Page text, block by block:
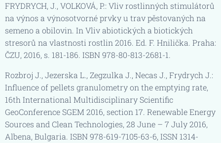
FRYDRYCH, J., VOLKOVÁ, P.: Vliv rostlinných stimulátorů
na výnos a výnosotvorné prvky u trav pěstovaných na
semeno a obilovin. In Vliv abiotických a biotických
stresorů na vlastnosti rostlin 2016. Ed. F. Hnilička. Praha:
ČZU, 2016, s. 181-186. ISBN 978-80-813-2681-1.
Rozbroj J., Jezerska L., Zegzulka J., Necas J., Frydrych J.:
Influence of pellets granulometry on the emptying rate,
16th International Multidisciplinary Scientific
GeoConference SGEM 2016, section 17. Renewable Energy
Sources and Clean Technologies, 28 June – 7 July 2016,
Albena, Bulgaria. ISBN 978-619-7105-63-6, ISSN 1314-